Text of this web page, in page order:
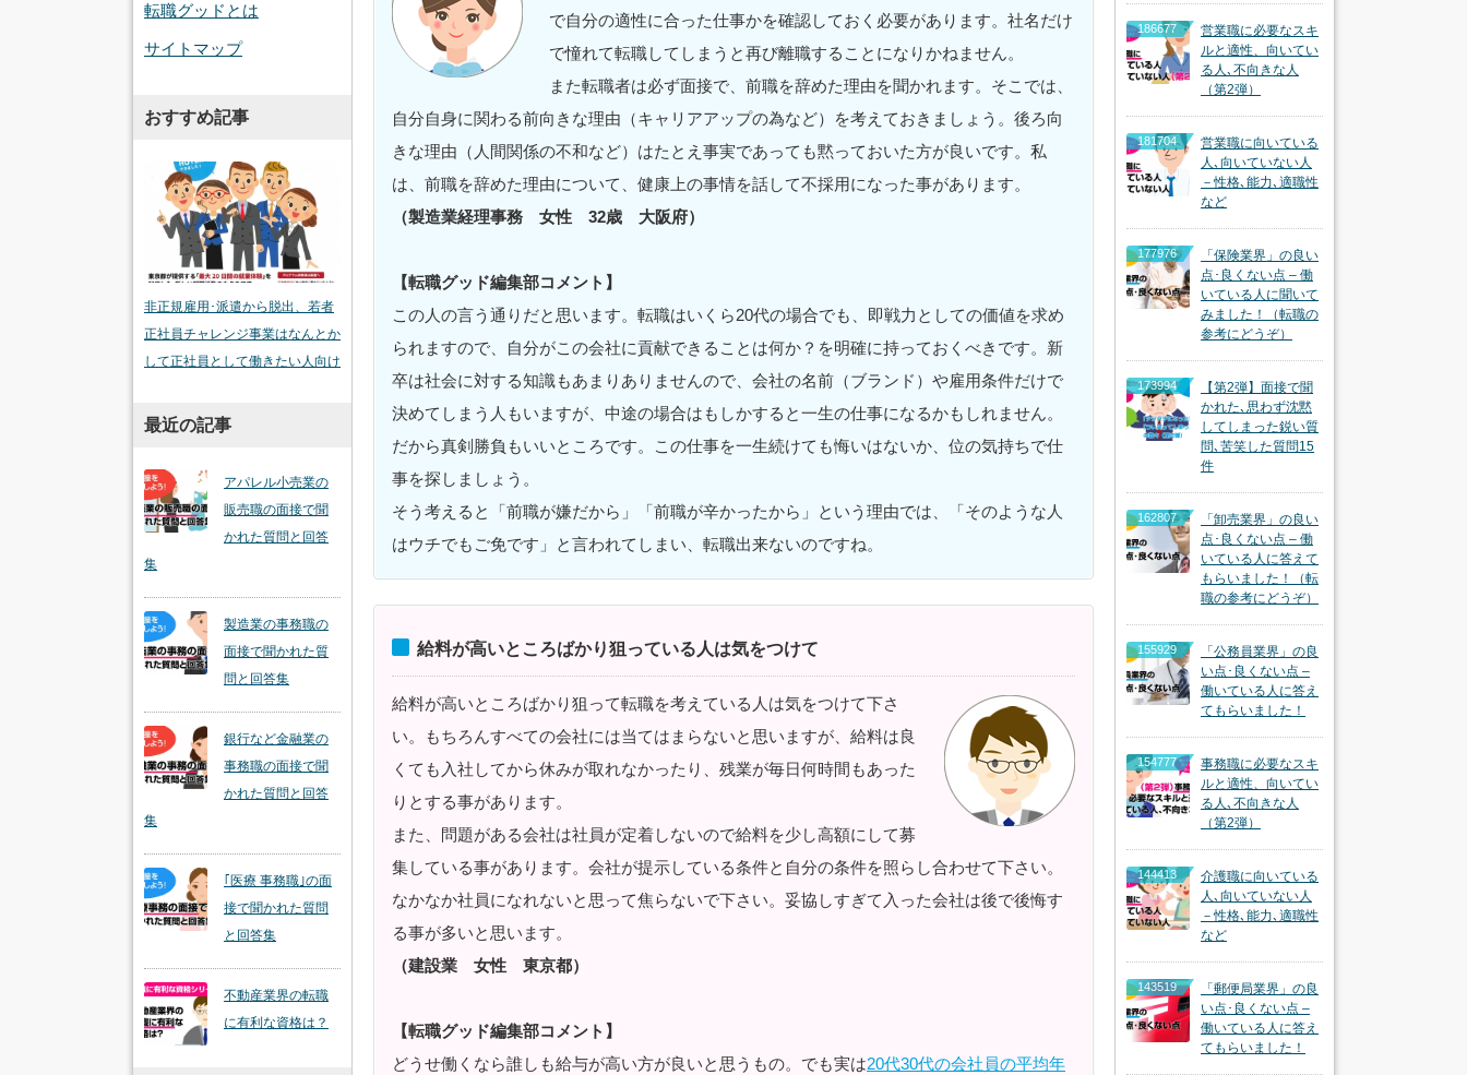
で自分の適性に合った仕事かを確認しておく必要があります。社名だけ
で憧れて転職してしまうと再び離職することになりかねません。
また転職者は必ず面接で、前職を辞めた理由を聞かれます。そこでは、
自分自身に関わる前向きな理由（キャリアアップの為など）を考えておきましょう。後ろ向
きな理由（人間関係の不和など）はたとえ事実であっても黙っておいた方が良いです。私
は、前職を辞めた理由について、健康上の事情を話して不採用になった事があります。
（製造業経理事務 女性 32歳 大阪府）
【転職グッド編集部コメント】
この人の言う通りだと思います。転職はいくら20代の場合でも、即戦力としての価値を求め
られますので、自分がこの会社に貢献できることは何か？を明確に持っておくべきです。新
卒は社会に対する知識もあまりありませんので、会社の名前（ブランド）や雇用条件だけで
決めてしまう人もいますが、中途の場合はもしかすると一生の仕事になるかもしれません。
だから真剣勝負もいいところです。この仕事を一生続けても悔いはないか、位の気持ちで仕
事を探しましょう。
そう考えると「前職が嫌だから」「前職が辛かったから」という理由では、「そのような人
はウチでもご免です」と言われてしまい、転職出来ないのですね。
給料が高いところばかり狙っている人は気をつけて
給料が高いところばかり狙って転職を考えている人は気をつけて下さ
い。もちろんすべての会社には当てはまらないと思いますが、給料は良
くても入社してから休みが取れなかったり、残業が毎日何時間もあった
りとする事があります。
また、問題がある会社は社員が定着しないので給料を少し高額にして募
集している事があります。会社が提示している条件と自分の条件を照らし合わせて下さい。
なかなか社員になれないと思って焦らないで下さい。妥協しすぎて入った会社は後で後悔す
る事が多いと思います。
（建設業 女性 東京都）
【転職グッド編集部コメント】
どうせ働くなら誰しも給与が高い方が良いと思うもの。でも実は20代30代の会社員の平均年
転職グッドとは
サイトマップ
おすすめ記事
非正規雇用･派遣から脱出、若者
正社員チャレンジ事業はなんとか
して正社員として働きたい人向け
最近の記事
アパレル小売業の
販売職の面接で聞
かれた質問と回答
集
製造業の事務職の
面接で聞かれた質
問と回答集
銀行など金融業の
事務職の面接で聞
かれた質問と回答
集
｢医療 事務職｣の面
接で聞かれた質問
と回答集
不動産業界の転職
に有利な資格は？
186677
営業職に必要なスキ
ルと適性、向いてい
る人､不向きな人
（第2弾）
181704
営業職に向いている
人､向いていない人
－性格､能力､適職性
など
177976
「保険業界」の良い
点･良くない点 – 働
いている人に聞いて
みました！（転職の
参考にどうぞ）
173994
【第2弾】面接で聞
かれた､思わず沈黙
してしまった鋭い質
問､苦笑した質問15
件
162807
「卸売業界」の良い
点･良くない点 – 働
いている人に答えて
もらいました！（転
職の参考にどうぞ）
155929
「公務員業界」の良
い点･良くない点 –
働いている人に答え
てもらいました！
154777
事務職に必要なスキ
ルと適性、向いてい
る人､不向きな人
（第2弾）
144413
介護職に向いている
人､向いていない人
－性格､能力､適職性
など
143519
「郵便局業界」の良
い点･良くない点 –
働いている人に答え
てもらいました！